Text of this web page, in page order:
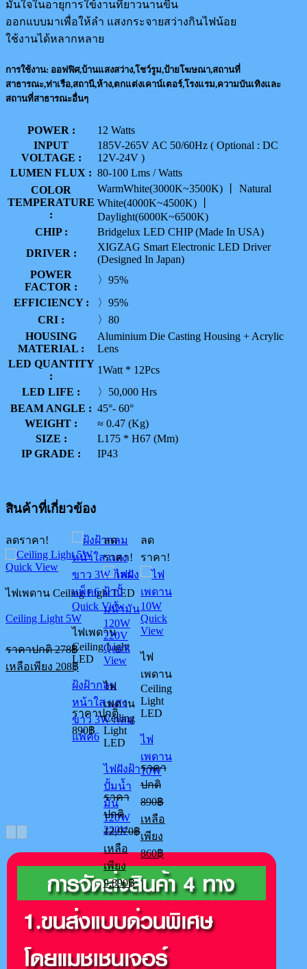
มั่นใจในอายุการใข้งานที่ยาวนานขี้น
ออกแบบมาเพื่อให้ลำ แสงกระจายสว่างกินไฟน้อย
ใช้งานได้หลากหลาย
การใช้งาน: ออฟฟิศ,บ้านแสงสว่าง,โชว์รูม,ป้ายโฆษณา,สถานที่
สาธารณะ,ท่าเรือ,สถานี,ห้าง,ตกแต่งเคาน์เตอร์,โรงแรม,ความบันเทิงและ
สถานที่สาธารณะอื่นๆ
POWER :
12 Watts
INPUT
VOLTAGE :
185V-265V AC 50/60Hz ( Optional : DC
12V-24V )
LUMEN FLUX : 80-100 Lms / Watts
COLOR
TEMPERATURE
:
WarmWhite(3000K~3500K) 丨 Natural
White(4000K~4500K) 丨
Daylight(6000K~6500K)
CHIP :
Bridgelux LED CHIP (Made In USA)
DRIVER :
XIGZAG Smart Electronic LED Driver
(Designed In Japan)
POWER
FACTOR :
〉95%
EFFICIENCY :
〉95%
CRI :
〉80
HOUSING
MATERIAL :
Aluminium Die Casting Housing + Acrylic
Lens
LED QUANTITY
:
1Watt * 12Pcs
LED LIFE :
〉50,000 Hrs
BEAM ANGLE : 45°- 60°
WEIGHT :
≈ 0.47 (Kg)
SIZE :
L175 * H67 (Mm)
IP GRADE :
IP43
สินค้าที่เกี่ยวข้อง
ลดราคา!
Quick View
ไฟเพดาน Ceiling Light LED
Ceiling Light 5W
ราคาปกติ278฿Original
price
was:
278฿.
เหลือเพียง 208฿Current
price
is:
208฿.
Quick View
ไฟเพดาน
Ceiling Light
LED
ฝ้งฝ้ากลม
หน้าใส เเสง
ขาว 3W กลม
แพ็ค6
ราคาปกติ
890฿
ลด
ราคา!
Quick
View
ไฟ
เพดาน
Ceiling
Light
LED
ไฟฝังฝ้า
ปั้มน้ำ
มัน
120W
220V
ราคา
ปกติ
12,970฿Original
price
was:
12,970฿.
เหลือ
เพียง
9,890฿Current
price
is:
9,890฿.
ลด
ราคา!
Quick
View
ไฟ
เพดาน
Ceiling
Light
LED
ไฟ
เพดาน
10W
ราคา
ปกติ
890฿Original
was:
890฿.
เหลือ
เพียง
860฿Current
price
is:
860฿.